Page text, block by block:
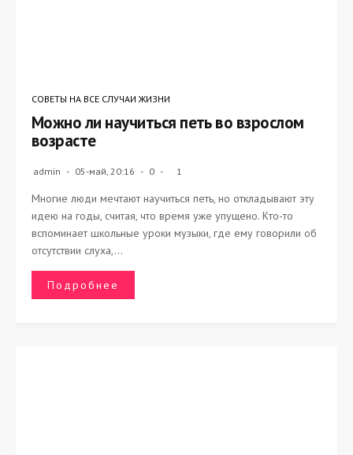
СОВЕТЫ НА ВСЕ СЛУЧАИ ЖИЗНИ
Можно ли научиться петь во взрослом
возрасте
admin 05-май, 20:16 0 1
Многие люди мечтают научиться петь, но откладывают эту
идею на годы, считая, что время уже упущено. Кто-то
вспоминает школьные уроки музыки, где ему говорили об
отсутствии слуха,...
Подробнее